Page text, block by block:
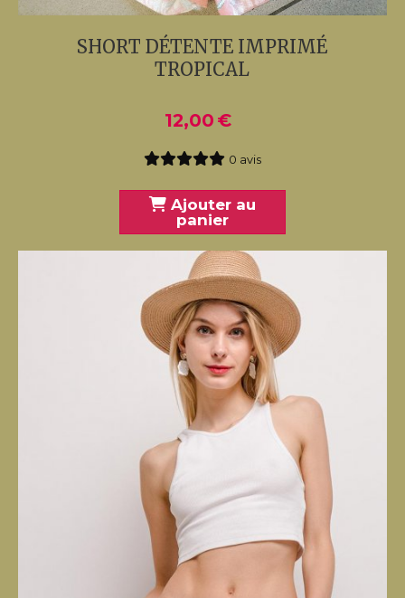
SHORT DÉTENTE IMPRIMÉ
TROPICAL
12,00 €
0 avis
Ajouter au
panier